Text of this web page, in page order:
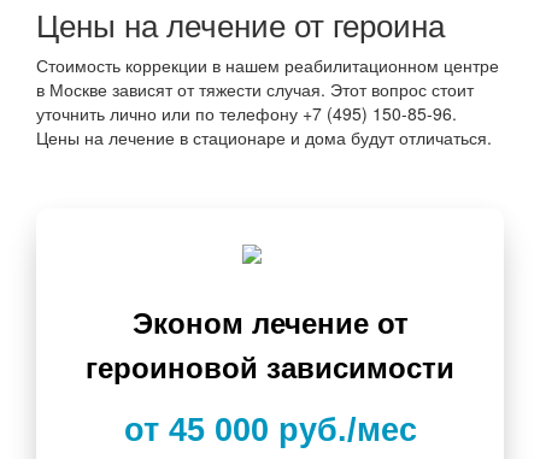
Цены на лечение от героина
Стоимость коррекции в нашем реабилитационном центре
в Москве зависят от тяжести случая. Этот вопрос стоит
уточнить лично или по телефону +7 (495) 150-85-96.
Цены на лечение в стационаре и дома будут отличаться.
Эконом лечение от
героиновой зависимости
от 45 000 руб./мес